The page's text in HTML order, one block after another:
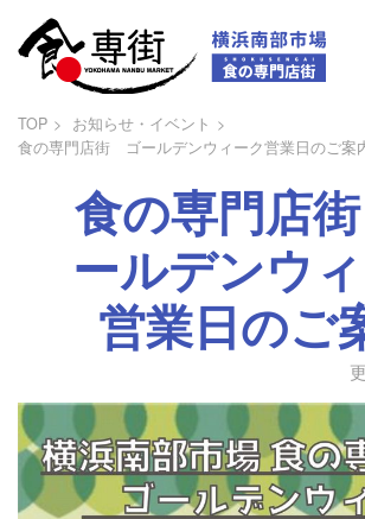
TOP
お知らせ・イベント
食の専門店街 ゴールデンウィーク営業日のご案
食の専門店
ールデンウ
営業日のご